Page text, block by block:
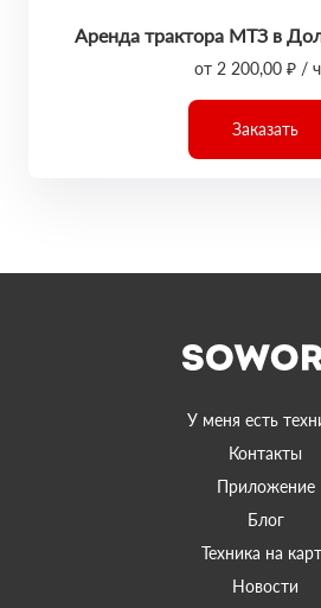
Аренда трактора МТЗ в
от 2 200,00 ₽ /
Заказать
У меня есть
Контакты
Приложение
Блог
Техника на
Новости